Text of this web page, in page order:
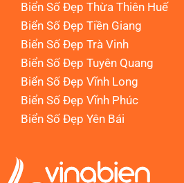
Biển Số Đẹp Thừa Thiên Huế
Biển Số Đẹp Tiền Giang
Biển Số Đẹp Trà Vinh
Biển Số Đẹp Tuyên Quang
Biển Số Đẹp Vĩnh Long
Biển Số Đẹp Vĩnh Phúc
Biển Số Đẹp Yên Bái